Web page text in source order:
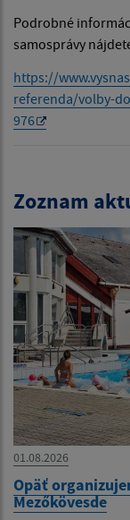
Podrobné
samosprávy
https://
referenda/volby-
976
Zoznam
01.08.2026
Opäť
Mezőkövesde